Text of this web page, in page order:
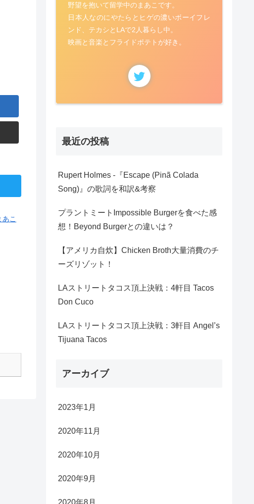
あこ
野望を抱いて留学中のまあこです。
日本人なのにやたらとヒゲの濃いボーイフレ
ンド、テカシとLAで2人暮らし中。
映画と音楽とフライドポテトが好き。
最近の投稿
Rupert Holmes -『Escape (Pinã Colada
Song)』の歌詞を和訳&考察
プラントミートImpossible Burgerを食べた感
想！Beyond Burgerとの違いは？
【アメリカ自炊】Chicken Broth大量消費のチ
ーズリゾット！
LAストリートタコス頂上決戦：4軒目 Tacos
Don Cuco
LAストリートタコス頂上決戦：3軒目 Angel’s
Tijuana Tacos
アーカイブ
2023年1月
2020年11月
2020年10月
2020年9月